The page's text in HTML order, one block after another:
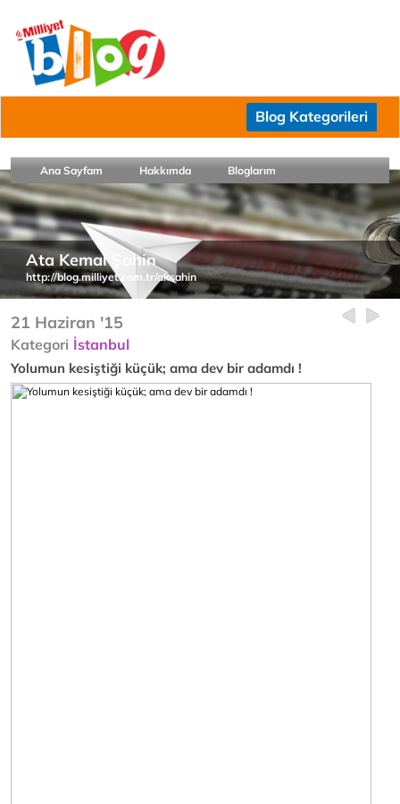
Blog Kategorileri
Ana Sayfam Hakkımda Bloglarım
Ata Kemal Şahin
http://blog.milliyet.com.tr/aksahin
21 Haziran '15
Kategori İstanbul
Yolumun kesiştiği küçük; ama dev bir adamdı !